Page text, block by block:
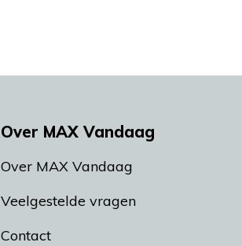
Over MAX Vandaag
Over MAX Vandaag
Veelgestelde vragen
Contact